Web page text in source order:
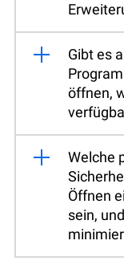
Gibt es
öffnen,
Welche
Öffnen
sein,